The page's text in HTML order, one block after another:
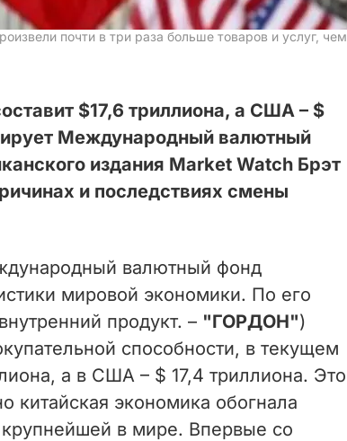
почти в три раза больше товаров и услуг, чем
$17,6 триллиона, а США – $
Международный валютный
издания Market Watch Брэт
и последствиях смены
валютный фонд
мировой экономики. По его
продукт. – "ГОРДОН")
способности, в текущем
а в США – $ 17,4 триллиона. Это
китайская экономика обогнала
в мире. Впервые со